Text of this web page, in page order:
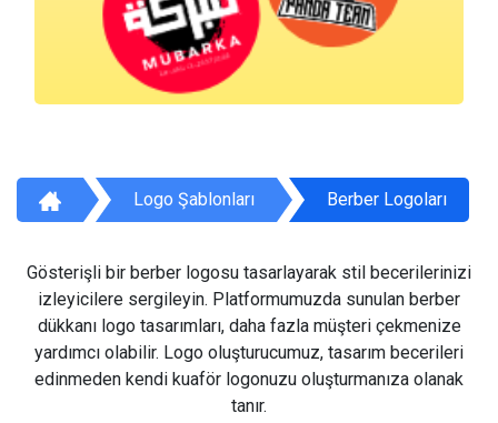
Logo Şablonları Berber Logoları
Gösterişli bir berber logosu tasarlayarak stil becerilerinizi
izleyicilere sergileyin. Platformumuzda sunulan berber
dükkanı logo tasarımları, daha fazla müşteri çekmenize
yardımcı olabilir. Logo oluşturucumuz, tasarım becerileri
edinmeden kendi kuaför logonuzu oluşturmanıza olanak
tanır.